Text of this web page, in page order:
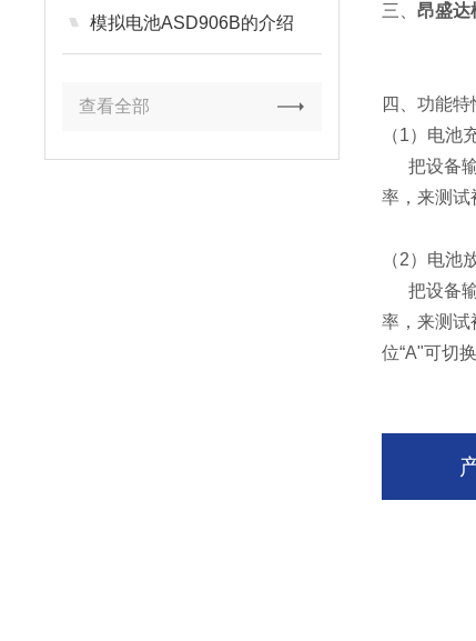
模拟电池ASD906B的介绍
查看全部
三、 昂盛达
四、功能特
（1）电池
把设备输
率，来测试
（2）电池
把设备输
率，来测试
位“A"可切